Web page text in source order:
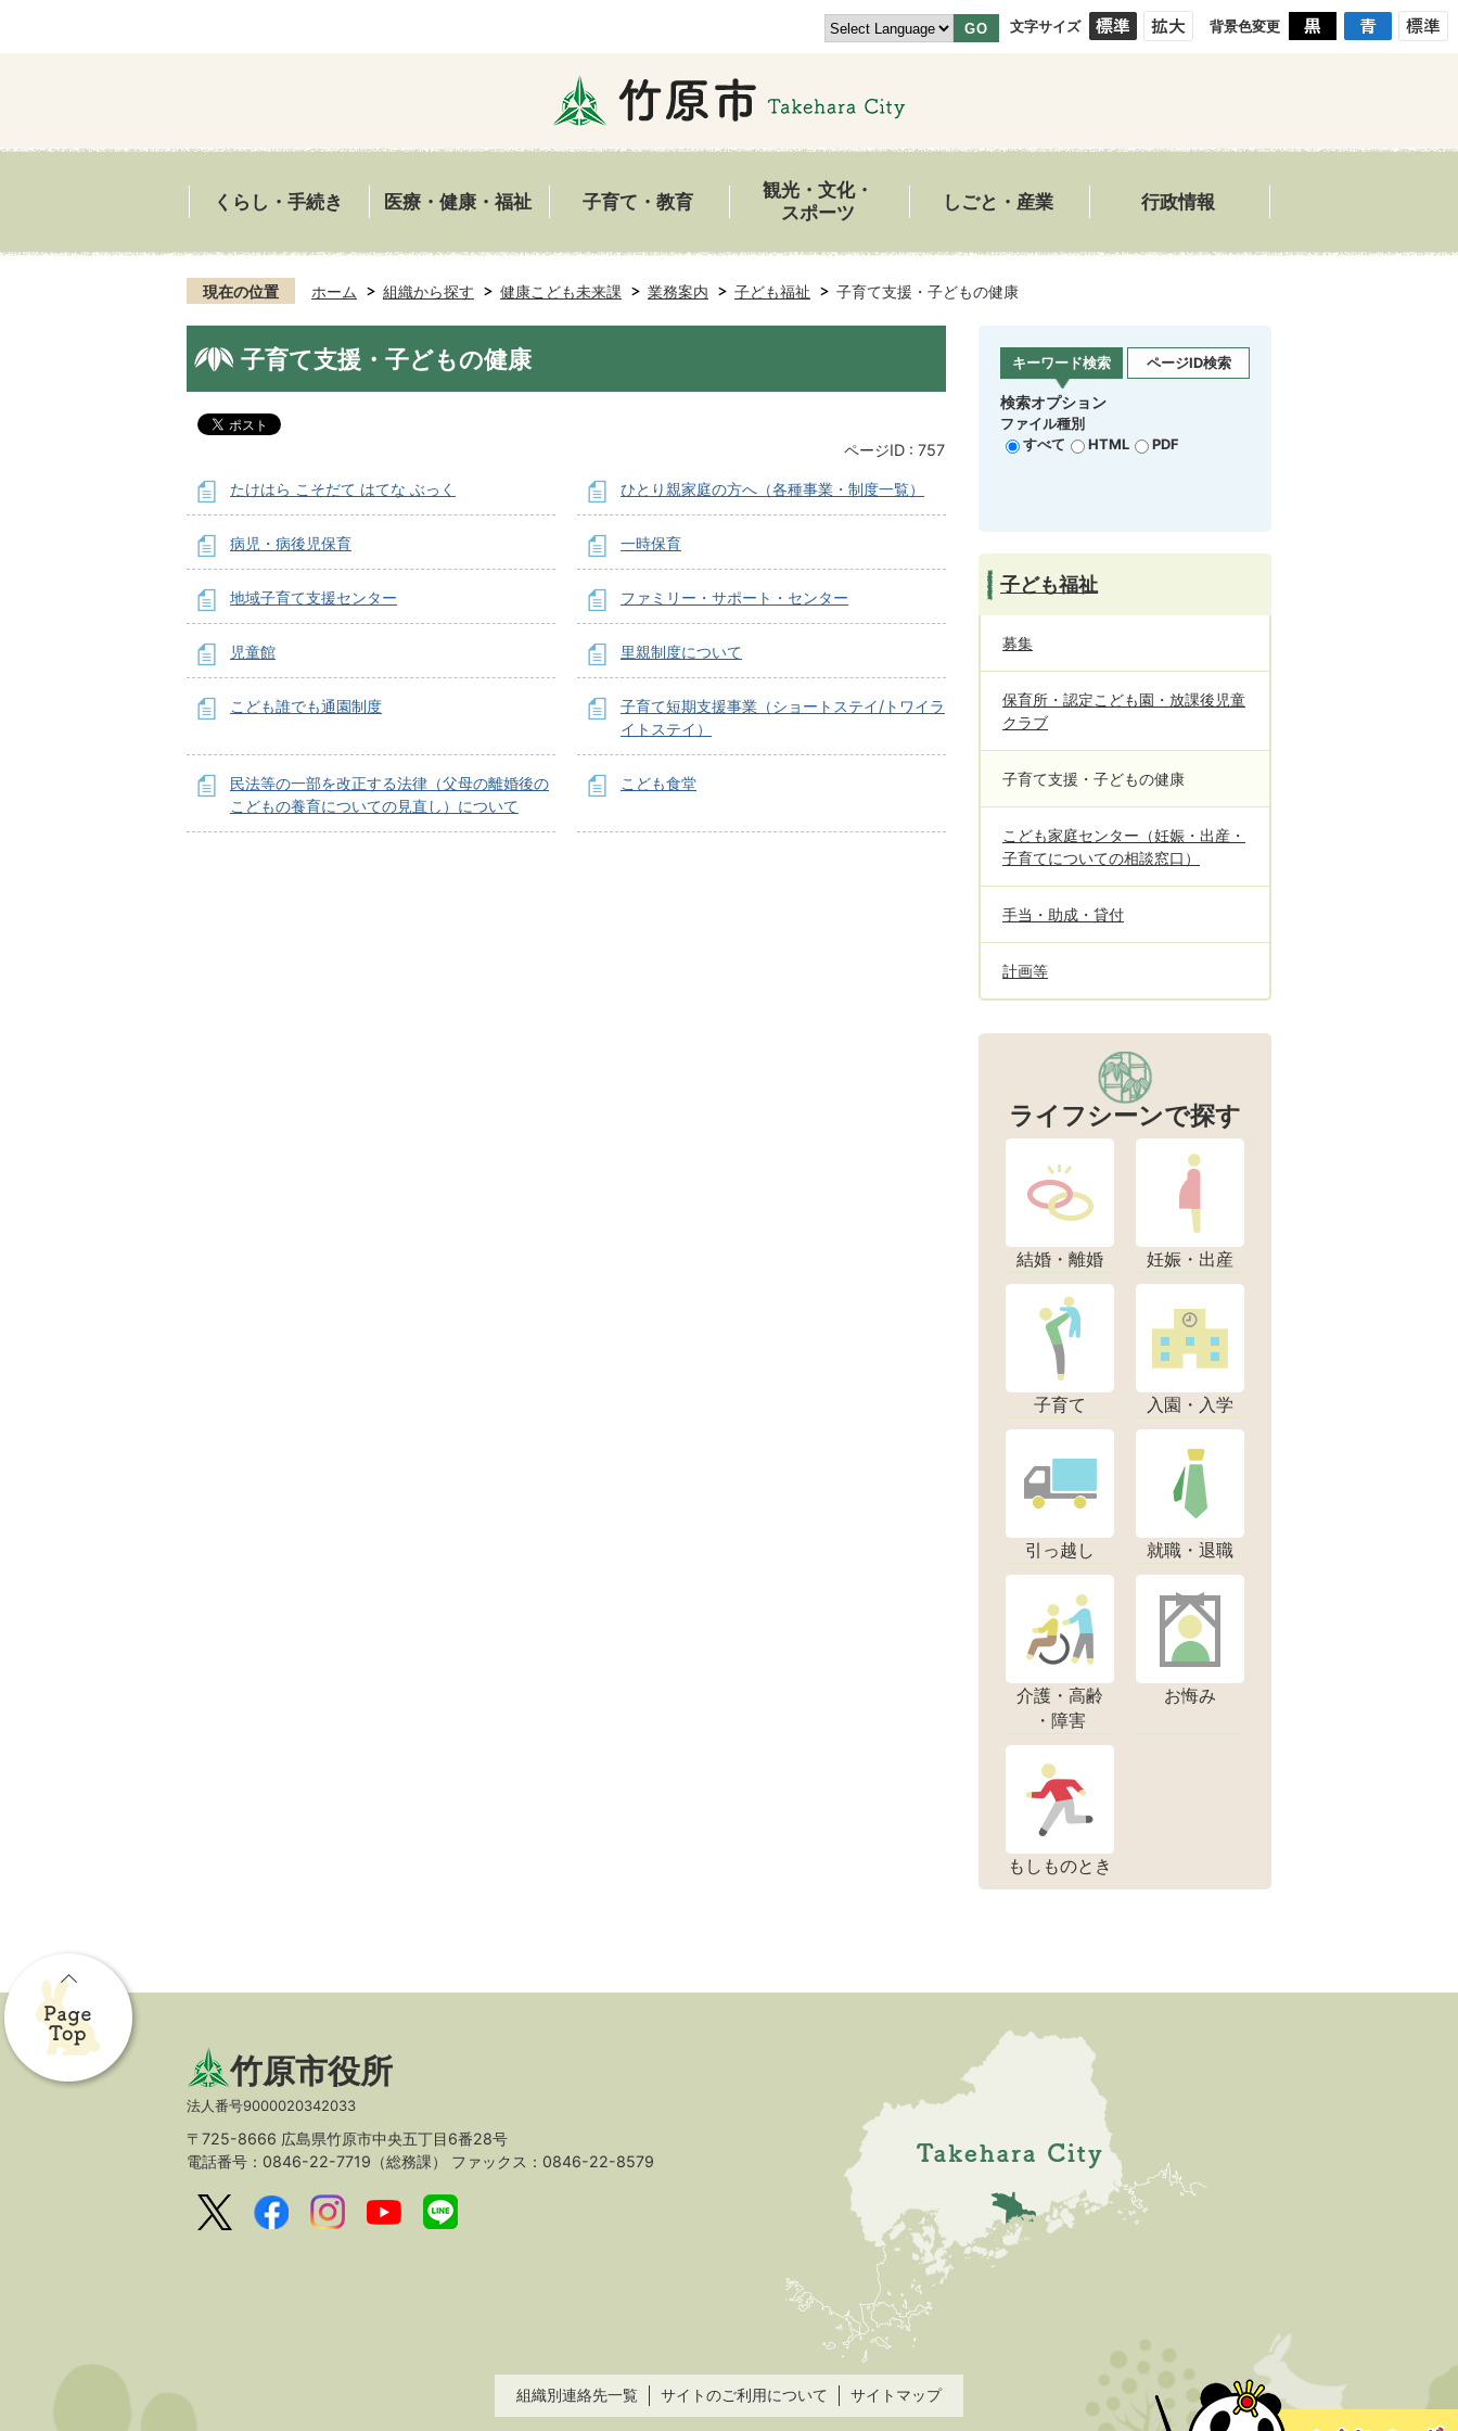
GO 文字サイズ 背景色変更
くらし・手続き 医療・健康・福祉 子育て・教育
観光・文化・
スポーツ
しごと・産業 行政情報
現在の位置 ホーム 組織から探す 健康こども未来課 業務案内 子ども福祉 子育て支援・子どもの健康
子育て支援・子どもの健康
ページID : 757
たけはら こそだて はてな ぶっく ひとり親家庭の方へ（各種事業・制度一覧）
病児・病後児保育 一時保育
地域子育て支援センター ファミリー・サポート・センター
児童館 里親制度について
こども誰でも通園制度
子育て短期支援事業（ショートステイ/トワイラ
イトステイ）
民法等の一部を改正する法律（父母の離婚後の
こどもの養育についての見直し）について
こども食堂
キーワード検索 ページID検索
検索オプション
ファイル種別
すべて
HTML PDF
子ども福祉
募集
保育所・認定こども園・放課後児童
クラブ
子育て支援・子どもの健康
こども家庭センター（妊娠・出産・
子育てについての相談窓口）
手当・助成・貸付
計画等
ライフシーンで探す
結婚・離婚 妊娠・出産
子育て 入園・入学
引っ越し 就職・退職
介護・高齢
・障害
お悔み
もしものとき
竹原市役所
法人番号9000020342033
〒725-8666 広島県竹原市中央五丁目6番28号
電話番号：0846-22-7719（総務課） ファックス：0846-22-8579
組織別連絡先一覧 サイトのご利用について サイトマップ